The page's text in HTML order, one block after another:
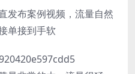
发布案例视频，流量自然
单接到手软